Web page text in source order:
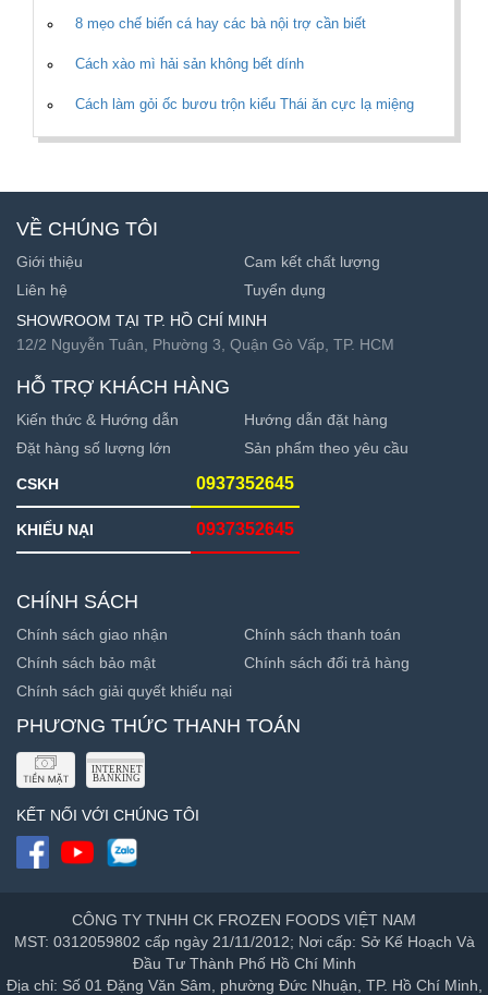
8 mẹo chế biến cá hay các bà nội trợ cần biết
Cách xào mì hải sản không bết dính
Cách làm gỏi ốc bươu trộn kiểu Thái ăn cực lạ miệng
VỀ CHÚNG TÔI
Giới thiệu
Cam kết chất lượng
Liên hệ
Tuyển dụng
SHOWROOM TẠI TP. HỒ CHÍ MINH
12/2 Nguyễn Tuân, Phường 3, Quận Gò Vấp, TP. HCM
CHÍNH SÁCH
Chính sách giao nhận
Chính sách thanh toán
Chính sách bảo mật
Chính sách đổi trả hàng
Chính sách giải quyết khiếu nại
PHƯƠNG THỨC THANH TOÁN
KẾT NỐI VỚI CHÚNG TÔI
HỖ TRỢ KHÁCH HÀNG
Kiến thức & Hướng dẫn
Hướng dẫn đặt hàng
Đặt hàng số lượng lớn
Sản phẩm theo yêu cầu
CSKH 0937352645
KHIẾU NẠI 0937352645
CÔNG TY TNHH CK FROZEN FOODS VIỆT NAM
MST: 0312059802 cấp ngày 21/11/2012; Nơi cấp: Sở Kế Hoạch Và
Đầu Tư Thành Phố Hồ Chí Minh
Địa chỉ: Số 01 Đặng Văn Sâm, phường Đức Nhuận, TP. Hồ Chí Minh,